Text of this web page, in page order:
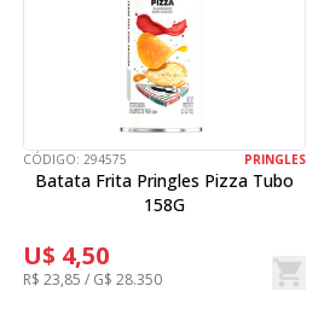
CÓDIGO: 294575 PRINGLES
Batata Frita Pringles Pizza Tubo
158G
U$ 4,50
R$ 23,85 / G$ 28.350